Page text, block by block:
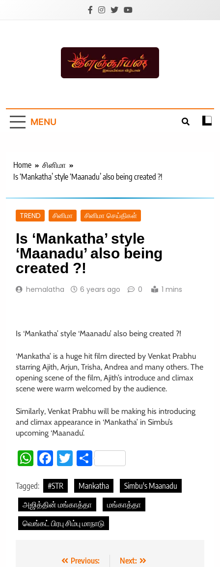
Tamil News |
Health | Tamil
Technology |
Sports News
MENU
Home
சினிமா
Is ‘Mankatha’ style ‘Maanadu’ also being created ?!
TREND சினிமா சினிமா செய்திகள்
Is ‘Mankatha’ style
‘Maanadu’ also being
created ?!
hemalatha 6 years ago 0 1 mins
Is ‘Mankatha’ style ‘Maanadu’ also being created ?!
‘Mankatha’ is a huge hit film directed by Venkat Prabhu
starring Ajith, Arjun, Trisha, Andrea and many others. The
opening scene of the film, Ajith’s introduce and climax
scene were warm welcomed by the audience.
Similarly, Venkat Prabhu will be making his introducing
and climax appearance in ‘Mankatha’ in Simbu’s
upcoming ‘Maanadu’.
WhatsApp
Facebook
TwitterShare
Tagged: #STR Mankatha
Simbu's Maanadu
அஜித்தின் மங்காத்தா
மங்காத்தா
வெங்கட் பிரபு சிம்பு மாநாடு
Previous:
Next: